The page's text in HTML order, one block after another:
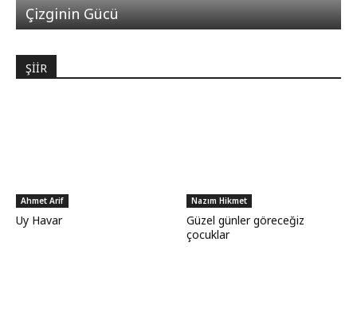
Çizginin Gücü
ŞİİR
Ahmet Arif
Uy Havar
Nazım Hikmet
Güzel günler göreceğiz
çocuklar